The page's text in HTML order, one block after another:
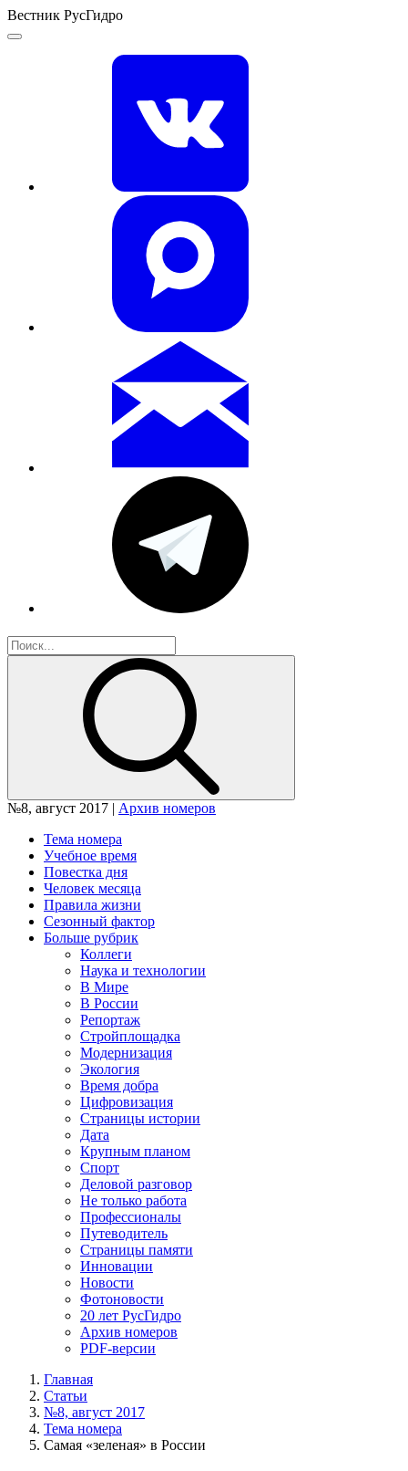
Вестник РусГидро
№8, август 2017 | Архив номеров
Тема номера
Учебное время
Повестка дня
Человек месяца
Правила жизни
Сезонный фактор
Больше рубрик
Коллеги
Наука и технологии
В Мире
В России
Репортаж
Стройплощадка
Модернизация
Экология
Время добра
Цифровизация
Страницы истории
Дата
Крупным планом
Спорт
Деловой разговор
Не только работа
Профессионалы
Путеводитель
Страницы памяти
Инновации
Новости
Фотоновости
20 лет РусГидро
Архив номеров
PDF-версии
Главная
Статьи
№8, август 2017
Тема номера
Самая «зеленая» в России